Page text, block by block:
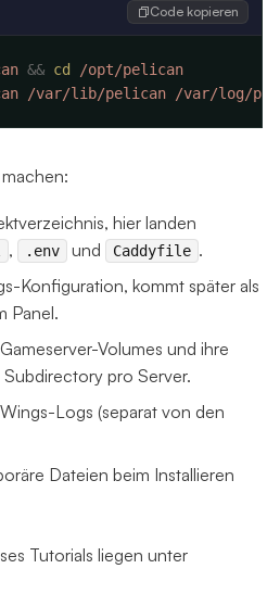
Code kopieren
&& cd
/var/lib/pelican /var/log/
hier landen
, .env und Caddyfile .
Konfiguration, kommt später als
Panel.
Volumes und ihre
pro Server.
Logs (separat von den
Dateien beim Installieren
Tutorials liegen unter